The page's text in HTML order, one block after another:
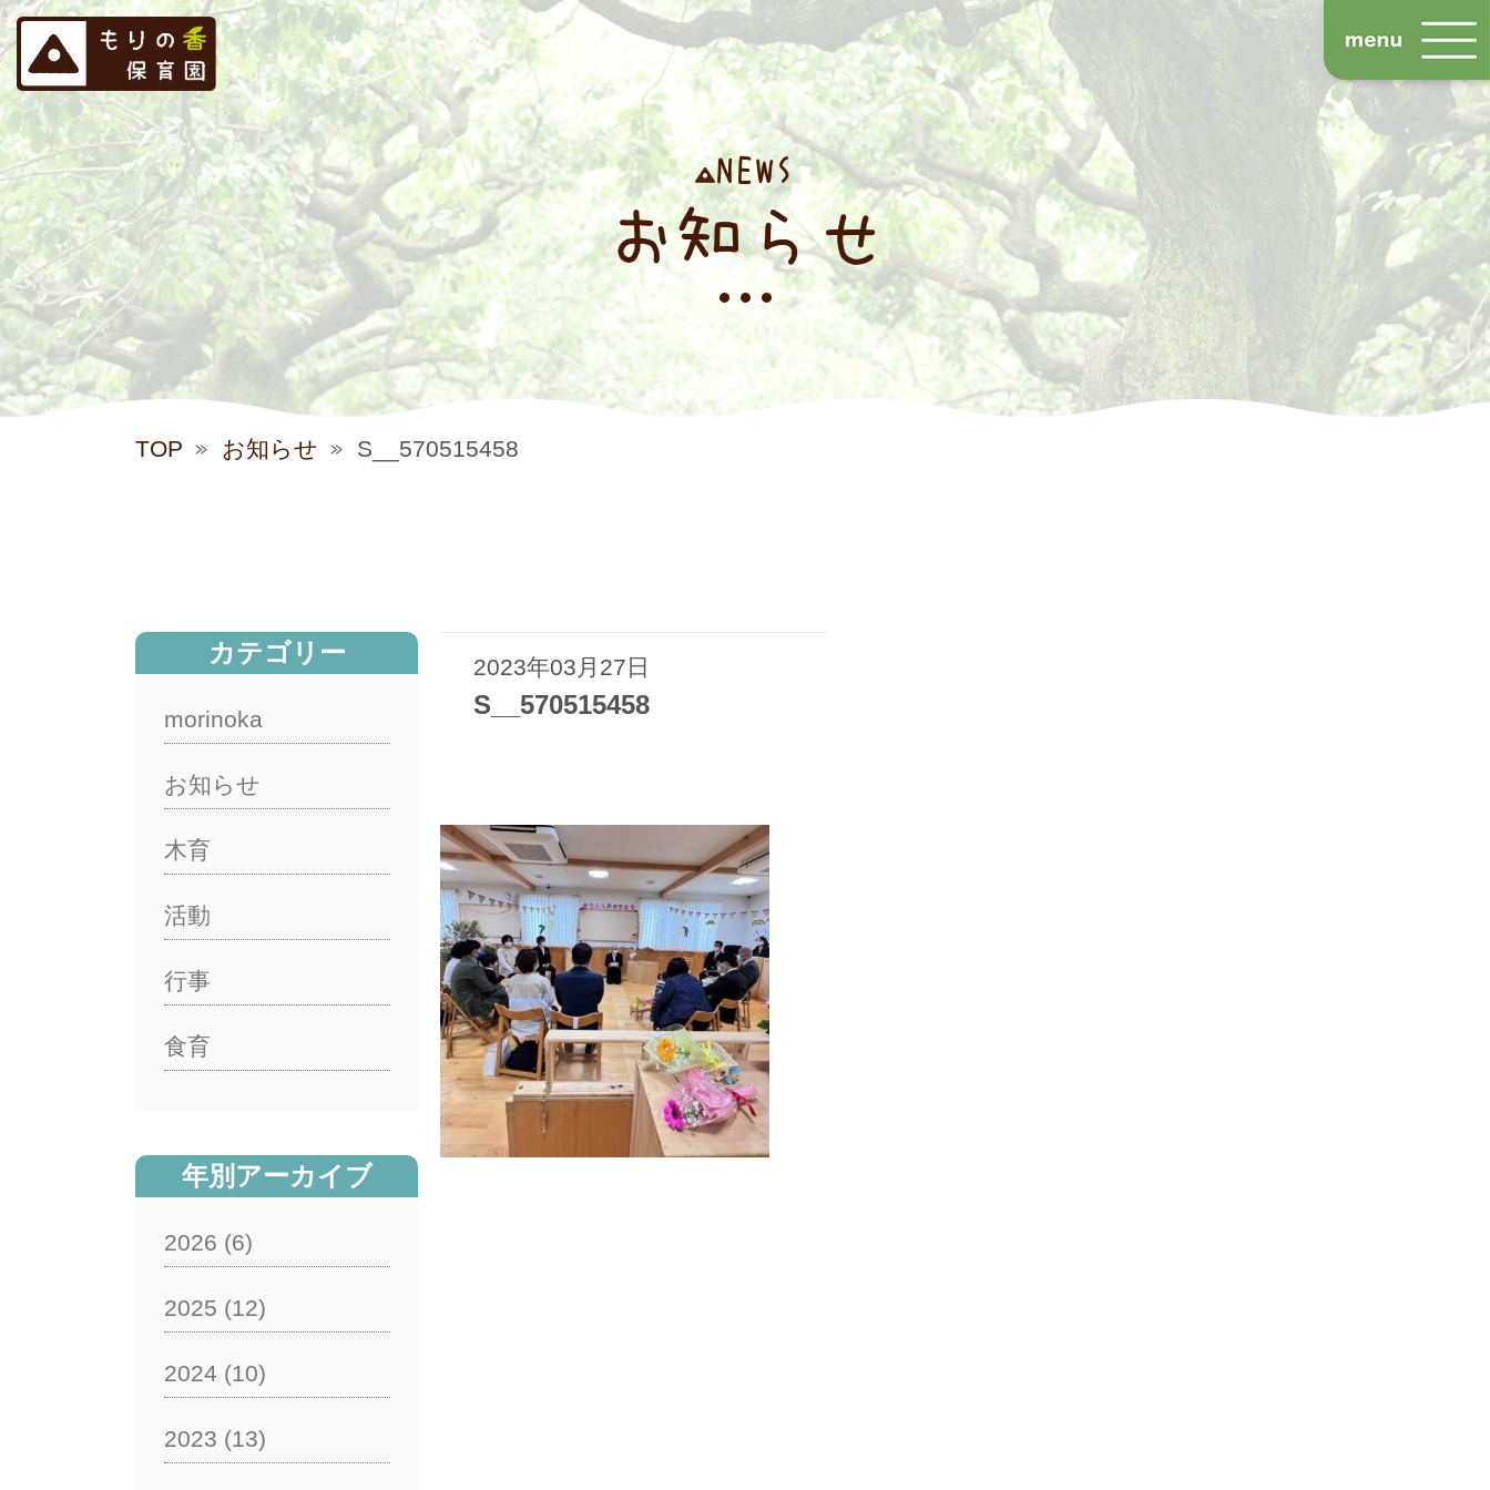
NEWS
お知らせ
TOP お知らせ S__570515458
2023年03月27日
S__570515458
カテゴリー
morinoka
お知らせ
木育
活動
行事
食育
年別アーカイブ
2026 (6)
2025 (12)
2024 (10)
2023 (13)